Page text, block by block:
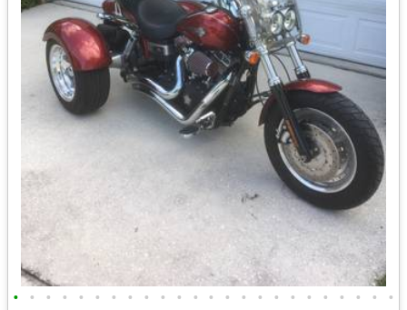
• • • • • • • • • • • • • • • • • • • • • • • •